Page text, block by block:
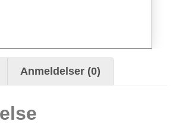
Anmeldelser (0)